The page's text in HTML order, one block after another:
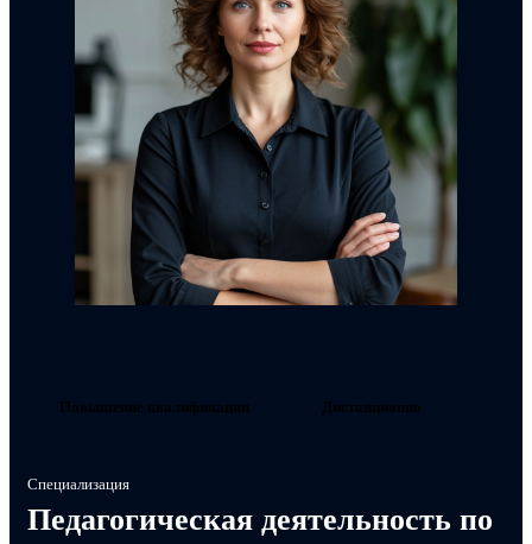
Повышение квалификации Дистанционно
Специализация
Педагогическая деятельность по